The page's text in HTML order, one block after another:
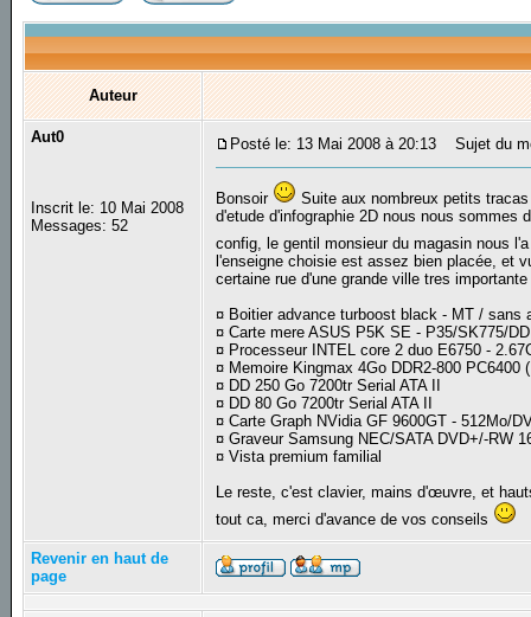
Auteur
Aut0
Inscrit le: 10 Mai 2008
Messages: 52
Posté le: 13 Mai 2008 à 20:13 Sujet du
Bonsoir
Suite aux nombreux petits
d'etude d'infographie 2D nous nous sommes
config, le gentil monsieur du magasin nous
l'enseigne choisie est assez bien placée, et
certaine rue d'une grande ville tres
¤ Boitier advance turboost black - MT /
¤ Carte mere ASUS P5K SE - P35/SK775/
¤ Processeur INTEL core 2 duo E6750 -
¤ Memoire Kingmax 4Go DDR2-800
¤ DD 250 Go 7200tr Serial ATA II
¤ DD 80 Go 7200tr Serial ATA II
¤ Carte Graph NVidia GF 9600GT - 512Mo/
¤ Graveur Samsung NEC/SATA DVD+/-RW
¤ Vista premium familial
Le reste, c'est clavier, mains d'œuvre, et
tout ca, merci d'avance de vos conseils
Revenir en haut de
page